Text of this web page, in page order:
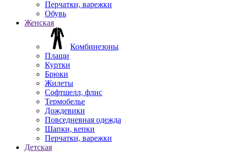
Перчатки, варежки
Обувь
Женская
Комбинезоны
Плащи
Куртки
Брюки
Жилеты
Софтшелл, флис
Термобелье
Дождевики
Повседневная одежда
Шапки, кепки
Перчатки, варежки
Детская